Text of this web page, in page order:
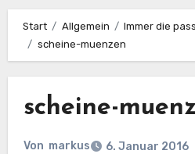
Start Allgemein
Immer die
scheine-muenzen
scheine-
Von markus 6. Januar 2016